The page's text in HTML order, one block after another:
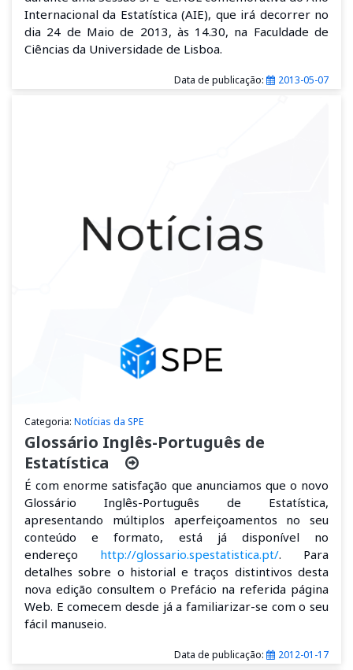
Internacional da Estatística (AIE), que irá decorrer no
dia 24 de Maio de 2013, às 14.30, na Faculdade de
Ciências da Universidade de Lisboa.
Data de publicação: 2013-05-07
Categoria: Notícias da SPE
Glossário Inglês-Português de
Estatística
É com enorme satisfação que anunciamos que o novo
Glossário Inglês-Português de Estatística,
apresentando múltiplos aperfeiçoamentos no seu
conteúdo e formato, está já disponível no
endereço http://glossario.spestatistica.pt/. Para
detalhes sobre o historial e traços distintivos desta
nova edição consultem o Prefácio na referida página
Web. E comecem desde já a familiarizar-se com o seu
fácil manuseio.
Data de publicação: 2012-01-17